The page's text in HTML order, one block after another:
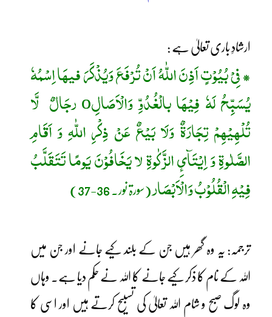
ارشادِ باری تعالیٰ ہے :
* فِیْ بُیُوْتٍ اَذِنَ اللّٰہُ اَنْ تُرْفَعَ وَیُذْکَرَ فیھَا اِسْمُہٗ
یُسَبِّحُ لَہٗ فِیْھَا بالْغُدُوِّ وَالْاَصَالِo رجَالٌ لَّا
تُلْھِیْھِمْ تِجَارَۃٌ وَلَا بَیْعٌ عَنْ ذِکْرِ اللّٰہِ وَ اَقَامِ
الصَّلٰوۃِ وَ اِیْتَآئِ الزَّکٰوۃِ لا یَخَافُوْنَ یَومًا تَتَقَلَّبُ
فِیْہِ الْقُلُوْبُ وَالْاَبْصَار(سورۃ نور۔ 36-37)
ترجمہ: یہ وہ گھر ہیں جن کے بلند کیے جانے اور جن میں
اللہ کے نام کا ذکر کیے جانے کا اللہ نے حکم دیا ہے۔ وہاں
وہ لوگ صبح و شام اللہ تعالیٰ کی تسبیح کرتے ہیں اور اسی کا